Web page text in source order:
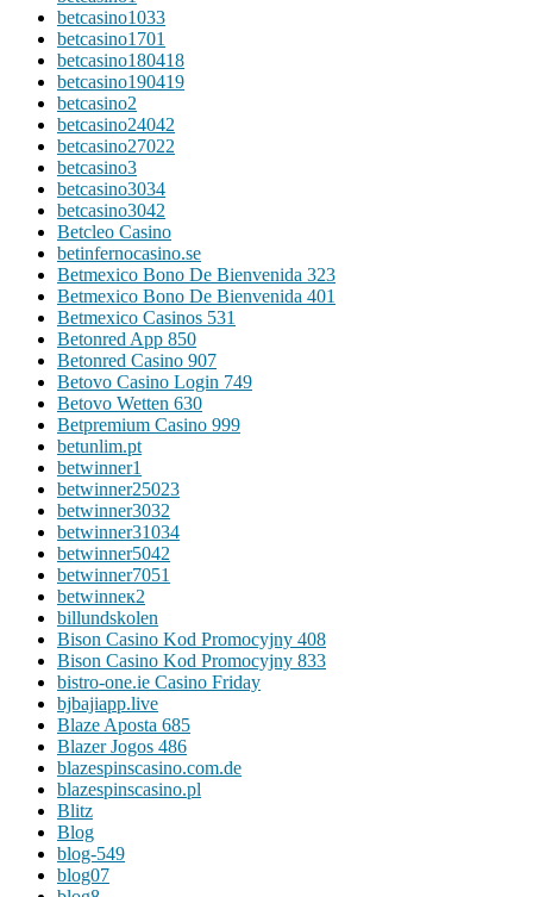
betcasino1033
betcasino1701
betcasino180418
betcasino190419
betcasino2
betcasino24042
betcasino27022
betcasino3
betcasino3034
betcasino3042
Betcleo Casino
betinfernocasino.se
Betmexico Bono De Bienvenida 323
Betmexico Bono De Bienvenida 401
Betmexico Casinos 531
Betonred App 850
Betonred Casino 907
Betovo Casino Login 749
Betovo Wetten 630
Betpremium Casino 999
betunlim.pt
betwinner1
betwinner25023
betwinner3032
betwinner31034
betwinner5042
betwinner7051
betwinneк2
billundskolen
Bison Casino Kod Promocyjny 408
Bison Casino Kod Promocyjny 833
bistro-one.ie Casino Friday
bjbajiapp.live
Blaze Aposta 685
Blazer Jogos 486
blazespinscasino.com.de
blazespinscasino.pl
Blitz
Blog
blog-549
blog07